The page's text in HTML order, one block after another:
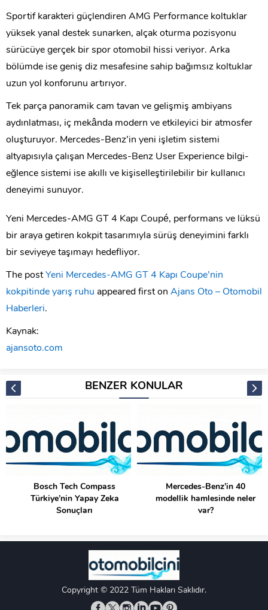
Sportif karakteri güçlendiren AMG Performance koltuklar
yüksek yanal destek sunarken, alçak oturma pozisyonu
sürücüye gerçek bir spor otomobil hissi veriyor. Arka
bölümde ise geniş diz mesafesine sahip bağımsız koltuklar
uzun yol konforunu artırıyor.
Tek parça panoramik cam tavan ve gelişmiş ambiyans
aydınlatması, iç mekânda modern ve etkileyici bir atmosfer
oluşturuyor. Mercedes-Benz’in yeni işletim sistemi
altyapısıyla çalışan Mercedes-Benz User Experience bilgi-
eğlence sistemi ise akıllı ve kişiselleştirilebilir bir kullanıcı
deneyimi sunuyor.
Yeni Mercedes-AMG GT 4 Kapı Coupé, performans ve lüksü
bir araya getiren kokpit tasarımıyla sürüş deneyimini farklı
bir seviyeye taşımayı hedefliyor.
The postYeni Mercedes-AMG GT 4 Kapı Coupe’nin
kokpitinde yarış ruhu appeared first on Ajans Oto – Otomobil
Haberleri.
Kaynak:
ajansoto.com
BENZER KONULAR
Bosch Tech Compass
Türkiye’nin Yapay Zeka
Sonuçları
Mercedes-Benz’in 40
modellik hamlesinde neler
var?
Copyright © 2022 Tüm Hakları Saklıdır.